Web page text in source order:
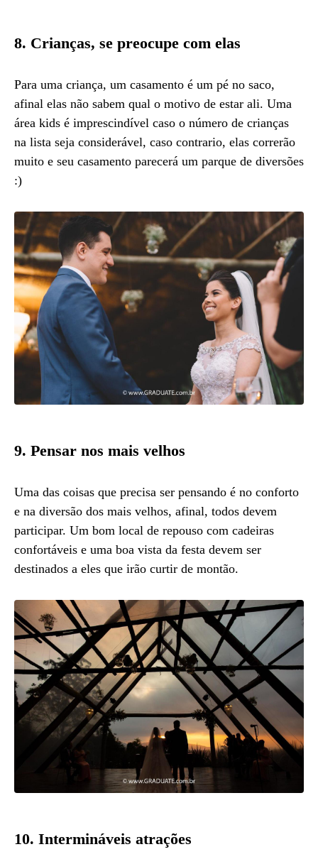
8. Crianças, se preocupe com elas
Para uma criança, um casamento é um pé no saco,
afinal elas não sabem qual o motivo de estar ali. Uma
área kids é imprescindível caso o número de crianças
na lista seja considerável, caso contrario, elas correrão
muito e seu casamento parecerá um parque de diversões
:)
9. Pensar nos mais velhos
Uma das coisas que precisa ser pensando é no conforto
e na diversão dos mais velhos, afinal, todos devem
participar. Um bom local de repouso com cadeiras
confortáveis e uma boa vista da festa devem ser
destinados a eles que irão curtir de montão.
10. Intermináveis atrações